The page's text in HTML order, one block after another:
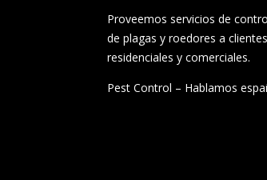
Proveemos servicios de
de plagas y roedores a clientes
residenciales y comerciales.
Pest Control – Hablamos